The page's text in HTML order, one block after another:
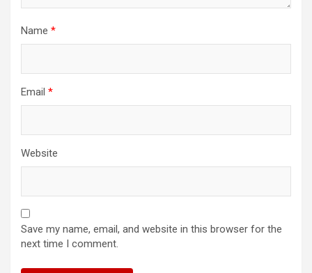
Name *
Email *
Website
Save my name, email, and website in this browser for the
next time I comment.